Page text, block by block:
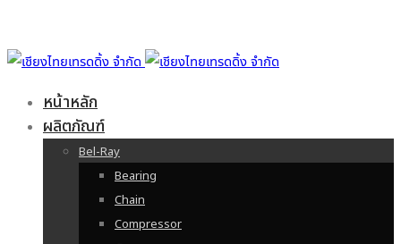
หน้าหลัก
ผลิตภัณฑ์
Bel-Ray
Bearing
Chain
Compressor